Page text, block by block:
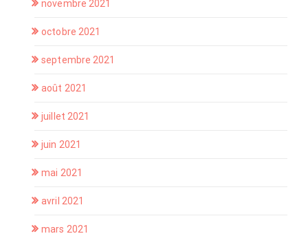
novembre 2021
octobre 2021
septembre 2021
août 2021
juillet 2021
juin 2021
mai 2021
avril 2021
mars 2021